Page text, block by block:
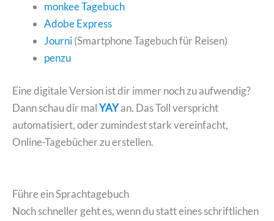
monkee Tagebuch
Adobe Express
Journi(Smartphone Tagebuch für Reisen)
penzu
Eine digitale Version ist dir immer noch zu aufwendig?
Dann schau dir malYAYan. Das Toll verspricht
automatisiert, oder zumindest stark vereinfacht,
Online-Tagebücher zu erstellen.
Führe ein Sprachtagebuch
Noch schneller geht es, wenn du statt eines schriftlichen